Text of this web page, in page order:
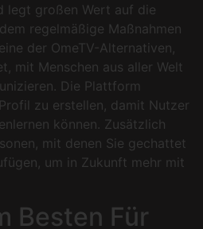
legt großen Wert auf die
regelmäßige Maßnahmen
der OmeTV-Alternativen,
mit Menschen aus aller Welt
Die Plattform
zu erstellen, damit Nutzer
können. Zusätzlich
mit denen Sie gechattet
um in Zukunft mehr mit
Besten Für